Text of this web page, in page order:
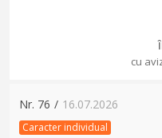
cu
Nr. 76 / 16.07.2026
Caracter individual